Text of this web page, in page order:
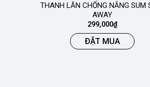
THANH LĂN CHỐNG NẮNG SUM
AWAY
299,000₫
ĐẶT MUA